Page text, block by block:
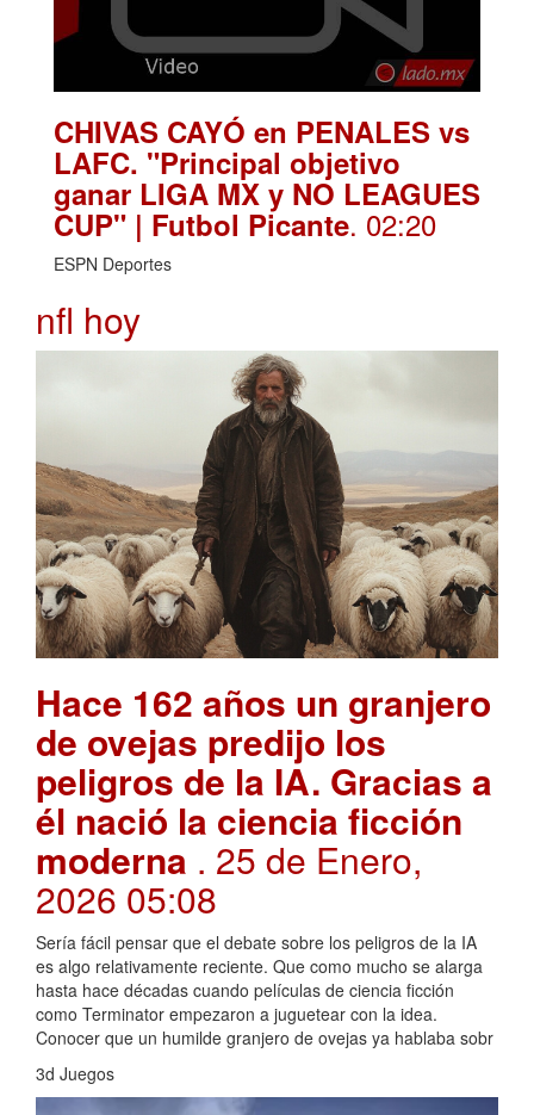
CHIVAS CAYÓ en PENALES vs
LAFC. "Principal objetivo
ganar LIGA MX y NO LEAGUES
CUP" | Futbol Picante. 02:20
ESPN Deportes
nfl hoy
Hace 162 años un granjero
de ovejas predijo los
peligros de la IA. Gracias a
él nació la ciencia ficción
moderna . 25 de Enero,
2026 05:08
Sería fácil pensar que el debate sobre los peligros de la IA
es algo relativamente reciente. Que como mucho se alarga
hasta hace décadas cuando películas de ciencia ficción
como Terminator empezaron a juguetear con la idea.
Conocer que un humilde granjero de ovejas ya hablaba sobr
3d Juegos